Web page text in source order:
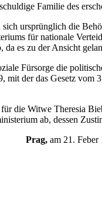
Familie des
ursprünglich die
für nationale
es zu der Ansicht
Fürsorge die
der das Gesetz
die Witwe Theresia
ab, dessen
Prag, am 21. Feber